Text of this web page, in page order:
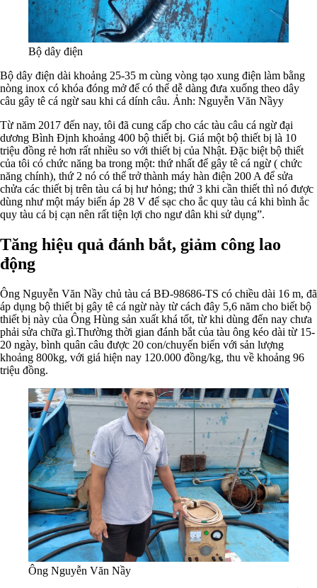
Bộ dây điện
Bộ dây điện dài khoảng 25-35 m cùng vòng tạo xung điện làm bằng
nòng inox có khóa đóng mở để có thể dễ dàng đưa xuống theo dây
câu gây tê cá ngừ sau khi cá dính câu. Ảnh: Nguyễn Văn Nầyy
Từ năm 2017 đến nay, tôi đã cung cấp cho các tàu câu cá ngừ đại
dương Bình Định khoảng 400 bộ thiết bị. Giá một bộ thiết bị là 10
triệu đồng rẻ hơn rất nhiều so với thiết bị của Nhật. Đặc biệt bộ thiết
của tôi có chức năng ba trong một: thứ nhất để gây tê cá ngừ ( chức
năng chính), thứ 2 nó có thể trở thành máy hàn điện 200 A để sửa
chửa các thiết bị trên tàu cá bị hư hỏng; thứ 3 khi cần thiết thì nó được
dùng như một máy biến áp 28 V để sạc cho ắc quy tàu cá khi bình ắc
quy tàu cá bị cạn nên rất tiện lợi cho ngư dân khi sử dụng”.
Tăng hiệu quả đánh bắt, giảm công lao
động
Ông Nguyễn Văn Nầy chủ tàu cá BĐ-98686-TS có chiều dài 16 m, đã
áp dụng bộ thiết bị gây tê cá ngừ này từ cách đây 5,6 năm cho biết bộ
thiết bị này của Ông Hùng sản xuất khá tốt, từ khi dùng đến nay chưa
phải sửa chữa gì.Thường thời gian đánh bắt của tàu ông kéo dài từ 15-
20 ngày, bình quân câu được 20 con/chuyến biển với sản lượng
khoảng 800kg, với giá hiện nay 120.000 đồng/kg, thu về khoảng 96
triệu đồng.
Ông Nguyễn Văn Nầy